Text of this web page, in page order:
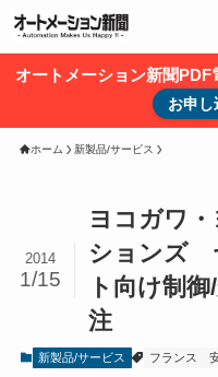
オートメーション新聞
お申し
ホーム 新製品/サービス
ヨコガワ
ションズ
ト向け制
注
2014
1/15
新製品/サービス フランス